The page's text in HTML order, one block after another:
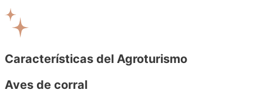
Características del Agroturismo
Aves de corral